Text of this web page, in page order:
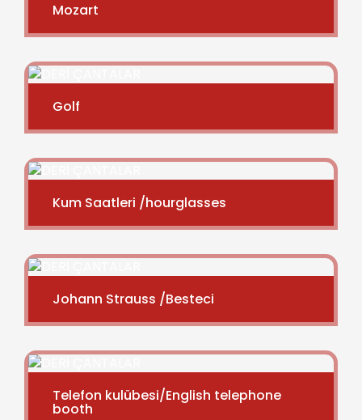
Mozart
Golf
Kum Saatleri /hourglasses
Johann Strauss /Besteci
Telefon kulübesi/English telephone
booth